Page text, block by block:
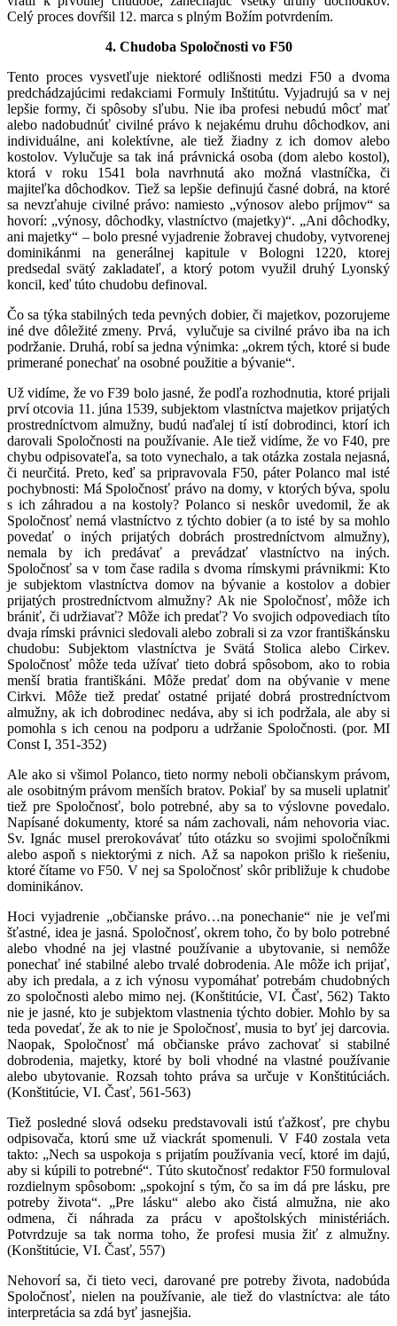
Celý proces dovŕšil 12. marca s plným Božím potvrdením.
4. Chudoba Spoločnosti vo F50
Tento proces vysvetľuje niektoré odlišnosti medzi F50 a dvoma
predchádzajúcimi redakciami Formuly Inštitútu. Vyjadrujú sa v nej
lepšie formy, či spôsoby sľubu. Nie iba profesi nebudú môcť mať
alebo nadobudnúť civilné právo k nejakému druhu dôchodkov, ani
individuálne, ani kolektívne, ale tiež žiadny z ich domov alebo
kostolov. Vylučuje sa tak iná právnická osoba (dom alebo kostol),
ktorá v roku 1541 bola navrhnutá ako možná vlastníčka, či
majiteľka dôchodkov. Tiež sa lepšie definujú časné dobrá, na ktoré
sa nevzťahuje civilné právo: namiesto „výnosov alebo príjmov“ sa
hovorí: „výnosy, dôchodky, vlastníctvo (majetky)“. „Ani dôchodky,
ani majetky“ – bolo presné vyjadrenie žobravej chudoby, vytvorenej
dominikánmi na generálnej kapitule v Bologni 1220, ktorej
predsedal svätý zakladateľ, a ktorý potom využil druhý Lyonský
koncil, keď túto chudobu definoval.
Čo sa týka stabilných teda pevných dobier, či majetkov, pozorujeme
iné dve dôležité zmeny. Prvá, vylučuje sa civilné právo iba na ich
podržanie. Druhá, robí sa jedna výnimka: „okrem tých, ktoré si bude
primerané ponechať na osobné použitie a bývanie“.
Už vidíme, že vo F39 bolo jasné, že podľa rozhodnutia, ktoré prijali
prví otcovia 11. júna 1539, subjektom vlastníctva majetkov prijatých
prostredníctvom almužny, budú naďalej tí istí dobrodinci, ktorí ich
darovali Spoločnosti na používanie. Ale tiež vidíme, že vo F40, pre
chybu odpisovateľa, sa toto vynechalo, a tak otázka zostala nejasná,
či neurčitá. Preto, keď sa pripravovala F50, páter Polanco mal isté
pochybnosti: Má Spoločnosť právo na domy, v ktorých býva, spolu
s ich záhradou a na kostoly? Polanco si neskôr uvedomil, že ak
Spoločnosť nemá vlastníctvo z týchto dobier (a to isté by sa mohlo
povedať o iných prijatých dobrách prostredníctvom almužny),
nemala by ich predávať a prevádzať vlastníctvo na iných.
Spoločnosť sa v tom čase radila s dvoma rímskymi právnikmi: Kto
je subjektom vlastníctva domov na bývanie a kostolov a dobier
prijatých prostredníctvom almužny? Ak nie Spoločnosť, môže ich
brániť, či udržiavať? Môže ich predať? Vo svojich odpovediach títo
dvaja rímski právnici sledovali alebo zobrali si za vzor františkánsku
chudobu: Subjektom vlastníctva je Svätá Stolica alebo Cirkev.
Spoločnosť môže teda užívať tieto dobrá spôsobom, ako to robia
menší bratia františkáni. Môže predať dom na obývanie v mene
Cirkvi. Môže tiež predať ostatné prijaté dobrá prostredníctvom
almužny, ak ich dobrodinec nedáva, aby si ich podržala, ale aby si
pomohla s ich cenou na podporu a udržanie Spoločnosti. (por. MI
Const I, 351-352)
Ale ako si všimol Polanco, tieto normy neboli občianskym právom,
ale osobitným právom menších bratov. Pokiaľ by sa museli uplatniť
tiež pre Spoločnosť, bolo potrebné, aby sa to výslovne povedalo.
Napísané dokumenty, ktoré sa nám zachovali, nám nehovoria viac.
Sv. Ignác musel prerokovávať túto otázku so svojimi spoločníkmi
alebo aspoň s niektorými z nich. Až sa napokon prišlo k riešeniu,
ktoré čítame vo F50. V nej sa Spoločnosť skôr približuje k chudobe
dominikánov.
Hoci vyjadrenie „občianske právo…na ponechanie“ nie je veľmi
šťastné, idea je jasná. Spoločnosť, okrem toho, čo by bolo potrebné
alebo vhodné na jej vlastné používanie a ubytovanie, si nemôže
ponechať iné stabilné alebo trvalé dobrodenia. Ale môže ich prijať,
aby ich predala, a z ich výnosu vypomáhať potrebám chudobných
zo spoločnosti alebo mimo nej. (Konštitúcie, VI. Časť, 562) Takto
nie je jasné, kto je subjektom vlastnenia týchto dobier. Mohlo by sa
teda povedať, že ak to nie je Spoločnosť, musia to byť jej darcovia.
Naopak, Spoločnosť má občianske právo zachovať si stabilné
dobrodenia, majetky, ktoré by boli vhodné na vlastné používanie
alebo ubytovanie. Rozsah tohto práva sa určuje v Konštitúciách.
(Konštitúcie, VI. Časť, 561-563)
Tiež posledné slová odseku predstavovali istú ťažkosť, pre chybu
odpisovača, ktorú sme už viackrát spomenuli. V F40 zostala veta
takto: „Nech sa uspokoja s prijatím používania vecí, ktoré im dajú,
aby si kúpili to potrebné“. Túto skutočnosť redaktor F50 formuloval
rozdielnym spôsobom: „spokojní s tým, čo sa im dá pre lásku, pre
potreby života“. „Pre lásku“ alebo ako čistá almužna, nie ako
odmena, či náhrada za prácu v apoštolských ministériách.
Potvrdzuje sa tak norma toho, že profesi musia žiť z almužny.
(Konštitúcie, VI. Časť, 557)
Nehovorí sa, či tieto veci, darované pre potreby života, nadobúda
Spoločnosť, nielen na používanie, ale tiež do vlastníctva: ale táto
interpretácia sa zdá byť jasnejšia.